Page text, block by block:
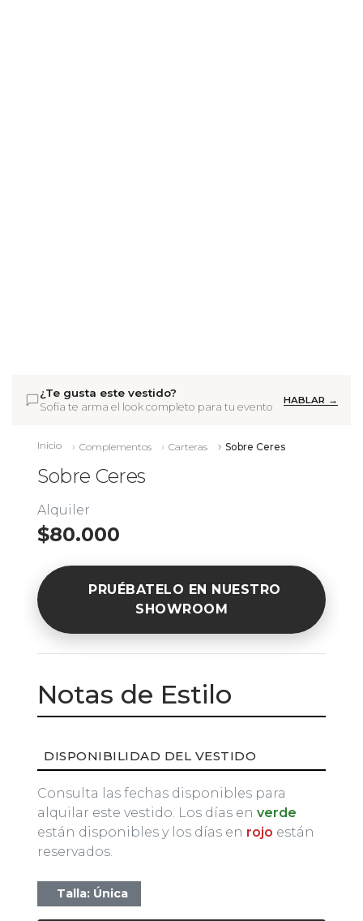
¿Te gusta este vestido?
Sofía te arma el look completo para tu evento
HABLAR →
Inicio Complementos Carteras Sobre Ceres
Sobre Ceres
Alquiler
$80.000
PRUÉBATELO EN NUESTRO
SHOWROOM
Notas de Estilo
DISPONIBILIDAD DEL VESTIDO
Consulta las fechas disponibles para
alquilar este vestido. Los días en verde
están disponibles y los días en rojo están
reservados.
Talla: Única